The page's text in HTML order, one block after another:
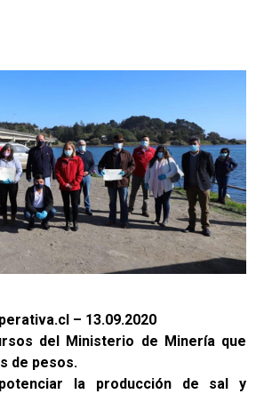
– 13.09.2020
del Ministerio de Minería que
de pesos.
la producción de sal y